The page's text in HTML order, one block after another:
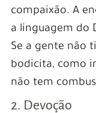
compaixão. A
a linguagem do
Se a gente não
bodicita, como
não tem
2. Devoção